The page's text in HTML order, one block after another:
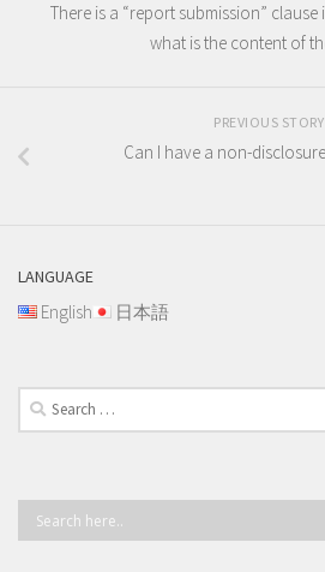
There is a “report submission” clause
what is the content of
PREVIOUS STORY
Can I have a non-
LANGUAGE
English 日本語
Search
for: